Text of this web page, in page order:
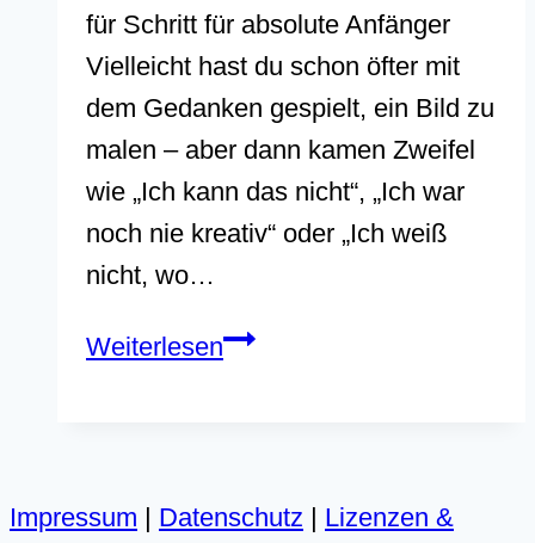
für Schritt für absolute Anfänger
Vielleicht hast du schon öfter mit
dem Gedanken gespielt, ein Bild zu
malen – aber dann kamen Zweifel
wie „Ich kann das nicht“, „Ich war
noch nie kreativ“ oder „Ich weiß
nicht, wo…
WeiterlesenEinfach
–
Impressum | Datenschutz | Lizenzen &